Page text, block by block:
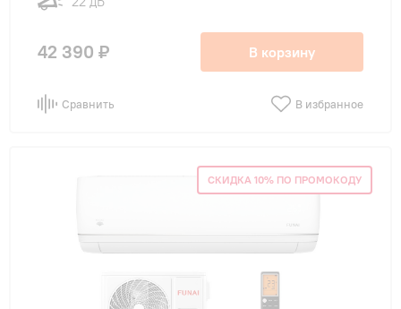
42 390 ₽ В корзину
Сравнить В избранное
СКИДКА 10% ПО ПРОМОКОДУ